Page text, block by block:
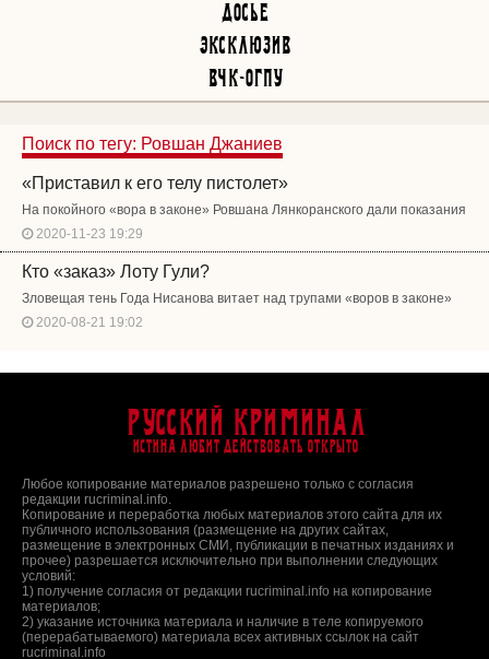
Досье
Эксклюзив
ВЧК-ОГПУ
Поиск по тегу: Ровшан Джаниев
«Приставил к его телу пистолет»
На покойного «вора в законе» Ровшана Лянкоранского дали показания
2020-11-23 19:29
Кто «заказ» Лоту Гули?
Зловещая тень Года Нисанова витает над трупами «воров в законе»
2020-08-21 19:02
Русский Криминал
Истина любит действовать открыто
Любое копирование материалов разрешено только с согласия
редакции rucriminal.info.
Копирование и переработка любых материалов этого сайта для их
публичного использования (размещение на других сайтах,
размещение в электронных СМИ, публикации в печатных изданиях и
прочее) разрешается исключительно при выполнении следующих
условий:
1) получение согласия от редакции rucriminal.info на копирование
материалов;
2) указание источника материала и наличие в теле копируемого
(перерабатываемого) материала всех активных ссылок на сайт
rucriminal.info